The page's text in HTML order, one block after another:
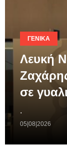
ΓΕΝΙΚΆ
Λευκή
σε
.
05|08|2026